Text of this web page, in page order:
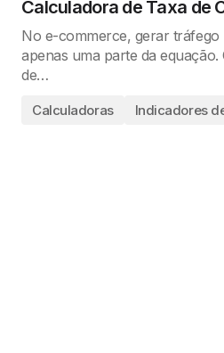
Calculadora de Taxa de
No e-commerce, gerar tráfego
apenas uma parte da equação.
de…
Calculadoras Indicadores